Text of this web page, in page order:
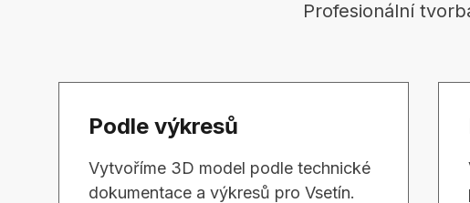
Profesionální
Podle výkresů
Vytvoříme 3D model podle technické
dokumentace a výkresů pro Vsetín.